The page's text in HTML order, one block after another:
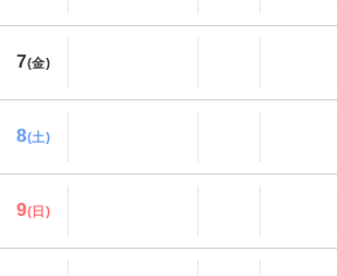
7(金)
8(土)
9(日)